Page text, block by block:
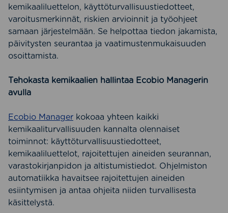
kemikaaliluettelon, käyttöturvallisuustiedotteet,
varoitusmerkinnät, riskien arvioinnit ja työohjeet
samaan järjestelmään. Se helpottaa tiedon jakamista,
päivitysten seurantaa ja vaatimustenmukaisuuden
osoittamista.
Tehokasta kemikaalien hallintaa Ecobio Managerin
avulla
Ecobio Manager kokoaa yhteen kaikki
kemikaaliturvallisuuden kannalta olennaiset
toiminnot: käyttöturvallisuustiedotteet,
kemikaaliluettelot, rajoitettujen aineiden seurannan,
varastokirjanpidon ja altistumistiedot. Ohjelmiston
automatiikka havaitsee rajoitettujen aineiden
esiintymisen ja antaa ohjeita niiden turvallisesta
käsittelystä.